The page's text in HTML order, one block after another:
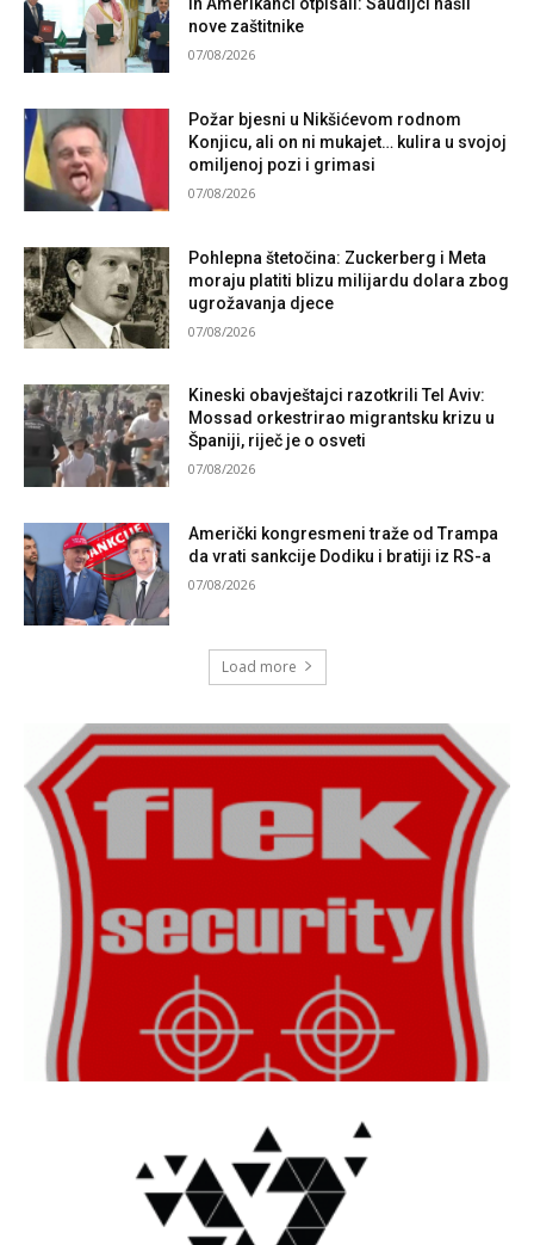
ih Amerikanci otpisali: Saudijci našli
nove zaštitnike
07/08/2026
Požar bjesni u Nikšićevom rodnom
Konjicu, ali on ni mukajet… kulira u svojoj
omiljenoj pozi i grimasi
07/08/2026
Pohlepna štetočina: Zuckerberg i Meta
moraju platiti blizu milijardu dolara zbog
ugrožavanja djece
07/08/2026
Kineski obavještajci razotkrili Tel Aviv:
Mossad orkestrirao migrantsku krizu u
Španiji, riječ je o osveti
07/08/2026
Američki kongresmeni traže od Trampa
da vrati sankcije Dodiku i bratiji iz RS-a
07/08/2026
Load more